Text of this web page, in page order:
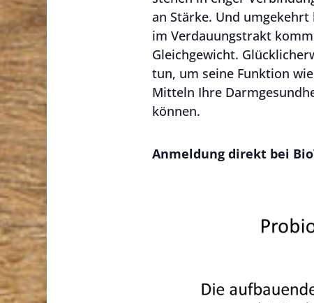
an Stärke. Und
im Verdauungstrakt
Gleichgewicht.
tun, um seine Funktion
Mitteln Ihre
können.
Anmeldung direkt bei